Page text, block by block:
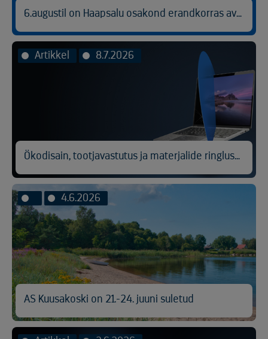
6.augustil on Haapsalu osakond erandkorras avatud kl 9.00-14.30.
Artikkel 8.7.2026
Ökodisain, tootjavastutus ja materjalide ringlussevõtt
4.6.2026
AS Kuusakoski on 21.-24. juuni suletud